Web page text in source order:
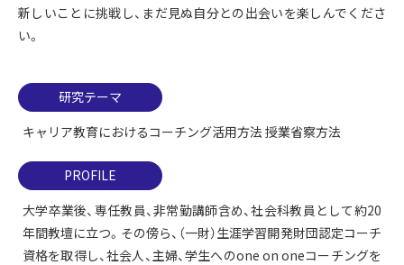
新しいことに挑戦し、まだ見ぬ自分との出会いを楽しんでくださ
い。
研究テーマ
キャリア教育におけるコーチング活用方法 授業省察方法
PROFILE
大学卒業後、専任教員、非常勤講師含め、社会科教員として約20
年間教壇に立つ。その傍ら、（一財）生涯学習開発財団認定コーチ
資格を取得し、社会人、主婦、学生へのone on oneコーチングを